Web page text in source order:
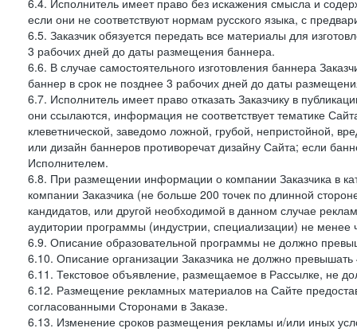
6.4. Исполнитель имеет право без искажения смысла и
если они не соответствуют нормам русского языка, с
6.5. Заказчик обязуется передать все материалы для
3 рабочих дней до даты размещения баннера.
6.6. В случае самостоятельного изготовления баннера
баннер в срок не позднее 3 рабочих дней до даты
6.7. Исполнитель имеет право отказать Заказчику в
они ссылаются, информация не соответствует тематике
клеветнической, заведомо ложной, грубой, непристойной,
или дизайн баннеров противоречат дизайну Сайта; если
Исполнителем.
6.8. При размещении информации о компании Заказчика в
компании Заказчика (не больше 200 точек по длинной
кандидатов, или другой необходимой в данном случае
аудитории программы (индустрии, специализации) не
6.9. Описание образовательной программы не должно
6.10. Описание организации Заказчика не должно
6.11. Текстовое объявление, размещаемое в Рассылке, не
6.12. Размещение рекламных материалов на Сайте
согласованными Сторонами в Заказе.
6.13. Изменение сроков размещения рекламы и/или иных